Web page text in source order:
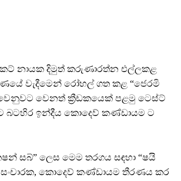
නායක දිමුත් කරුණාරත්න එල්ලකළ
වැදීමෙන් රෝහල් ගත කළ “ජෙරමි
වෙනත් ක්‍රීඩකයෙක් පළමු ටෙස්ට්
බටහිර ඉන්දීය කොදෙව් කණ්ඩායම ට
සබ්” ලෙස මෙම තරගය සඳහා “ෂයි
කොදෙව් කණ්ඩායම තීරණය කර